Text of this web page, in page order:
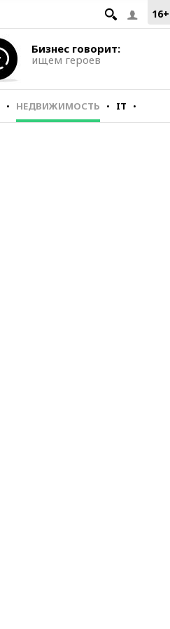
16+
Бизнес говорит:
ищем героев
НЕДВИЖИМОСТЬ IT